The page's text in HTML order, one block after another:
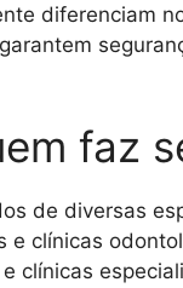
diferenciam
faz
de diversas
e clínicas
clínicas